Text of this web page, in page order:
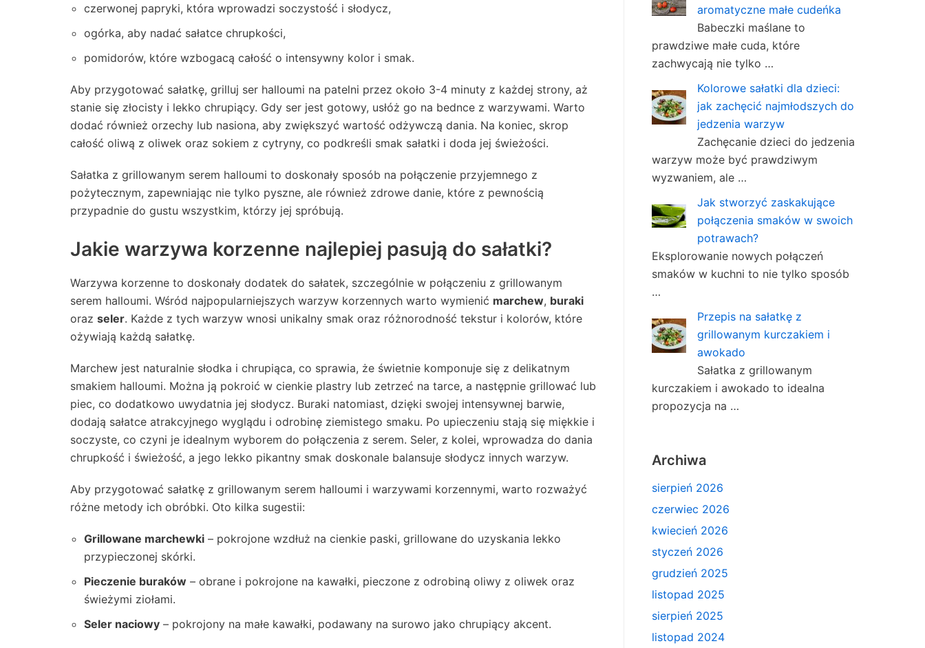
czerwonej papryki, która wprowadzi soczystość i słodycz,
ogórka, aby nadać sałatce chrupkości,
pomidorów, które wzbogacą całość o intensywny kolor i smak.
Aby przygotować sałatkę, grilluj ser halloumi na patelni przez około 3-4 minuty z każdej strony, aż
stanie się złocisty i lekko chrupiący. Gdy ser jest gotowy, usłóż go na bednce z warzywami. Warto
dodać również orzechy lub nasiona, aby zwiększyć wartość odżywczą dania. Na koniec, skrop
całość oliwą z oliwek oraz sokiem z cytryny, co podkreśli smak sałatki i doda jej świeżości.
Sałatka z grillowanym serem halloumi to doskonały sposób na połączenie przyjemnego z
pożytecznym, zapewniając nie tylko pyszne, ale również zdrowe danie, które z pewnością
przypadnie do gustu wszystkim, którzy jej spróbują.
Jakie warzywa korzenne najlepiej pasują do sałatki?
Warzywa korzenne to doskonały dodatek do sałatek, szczególnie w połączeniu z grillowanym
serem halloumi. Wśród najpopularniejszych warzyw korzennych warto wymienić marchew, buraki
oraz seler. Każde z tych warzyw wnosi unikalny smak oraz różnorodność tekstur i kolorów, które
ożywiają każdą sałatkę.
Marchew jest naturalnie słodka i chrupiąca, co sprawia, że świetnie komponuje się z delikatnym
smakiem halloumi. Można ją pokroić w cienkie plastry lub zetrzeć na tarce, a następnie grillować lub
piec, co dodatkowo uwydatnia jej słodycz. Buraki natomiast, dzięki swojej intensywnej barwie,
dodają sałatce atrakcyjnego wyglądu i odrobinę ziemistego smaku. Po upieczeniu stają się miękkie i
soczyste, co czyni je idealnym wyborem do połączenia z serem. Seler, z kolei, wprowadza do dania
chrupkość i świeżość, a jego lekko pikantny smak doskonale balansuje słodycz innych warzyw.
Aby przygotować sałatkę z grillowanym serem halloumi i warzywami korzennymi, warto rozważyć
różne metody ich obróbki. Oto kilka sugestii:
Grillowane marchewki – pokrojone wzdłuż na cienkie paski, grillowane do uzyskania lekko
przypieczonej skórki.
Pieczenie buraków – obrane i pokrojone na kawałki, pieczone z odrobiną oliwy z oliwek oraz
świeżymi ziołami.
Seler naciowy – pokrojony na małe kawałki, podawany na surowo jako chrupiący akcent.
aromatyczne małe cudeńka
Babeczki maślane to
prawdziwe małe cuda, które
zachwycają nie tylko …
Kolorowe sałatki dla dzieci:
jak zachęcić najmłodszych do
jedzenia warzyw
Zachęcanie dzieci do jedzenia
warzyw może być prawdziwym
wyzwaniem, ale …
Jak stworzyć zaskakujące
połączenia smaków w swoich
potrawach?
Eksplorowanie nowych połączeń
smaków w kuchni to nie tylko sposób
…
Przepis na sałatkę z
grillowanym kurczakiem i
awokado
Sałatka z grillowanym
kurczakiem i awokado to idealna
propozycja na …
Archiwa
sierpień 2026
czerwiec 2026
kwiecień 2026
styczeń 2026
grudzień 2025
listopad 2025
sierpień 2025
listopad 2024